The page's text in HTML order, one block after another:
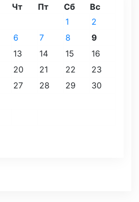
Чт Пт Сб Вс
1
2
6 7 8
9
13 14 15
16
20 21 22
23
27 28 29
30